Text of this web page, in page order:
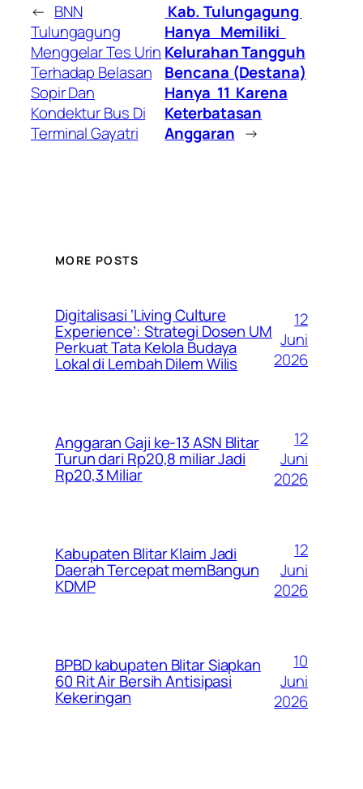
← BNN
Tulungagung
Menggelar Tes Urin
Terhadap Belasan
Sopir Dan
Kondektur Bus Di
Terminal Gayatri
Kab. Tulungagung
Hanya Memiliki
Kelurahan Tangguh
Bencana (Destana)
Hanya 11 Karena
Keterbatasan
Anggaran →
MORE POSTS
Digitalisasi ‘Living Culture
Experience’: Strategi Dosen UM
Perkuat Tata Kelola Budaya
Lokal di Lembah Dilem Wilis
12
Juni
2026
Anggaran Gaji ke-13 ASN Blitar
Turun dari Rp20,8 miliar Jadi
Rp20,3 Miliar
12
Juni
2026
Kabupaten Blitar Klaim Jadi
Daerah Tercepat memBangun
KDMP
12
Juni
2026
BPBD kabupaten Blitar Siapkan
60 Rit Air Bersih Antisipasi
Kekeringan
10
Juni
2026